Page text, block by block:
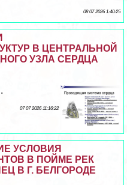
08 07 2026 1:40:25
В ЦЕНТРАЛЬНОЙ
УЗЛА СЕРДЦА
07 07 2026 11:16:22
УСЛОВИЯ
В ПОЙМЕ РЕК
В Г. БЕЛГОРОДЕ